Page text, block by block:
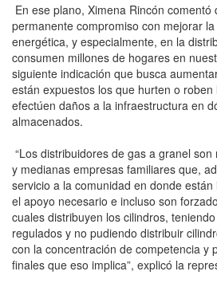
En ese plano, Ximena Rincón comentó
permanente compromiso con mejorar
energética, y especialmente, en la
consumen millones de hogares en
siguiente indicación que busca
están expuestos los que hurten o
efectúen daños a la infraestructura en
almacenados.
“Los distribuidores de gas a granel
y medianas empresas familiares que,
servicio a la comunidad en donde
el apoyo necesario e incluso son
cuales distribuyen los cilindros,
regulados y no pudiendo distribuir
con la concentración de competencia y
finales que eso implica”, explicó la